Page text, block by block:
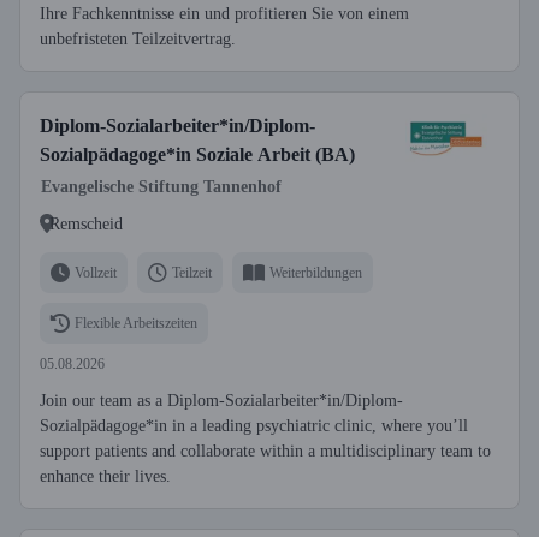
Ihre Fachkenntnisse ein und profitieren Sie von einem
unbefristeten Teilzeitvertrag.
Diplom-Sozialarbeiter*in/Diplom-
Sozialpädagoge*in Soziale Arbeit (BA)
Evangelische Stiftung Tannenhof
Remscheid
Vollzeit Teilzeit Weiterbildungen
Flexible Arbeitszeiten
05.08.2026
Join our team as a Diplom-Sozialarbeiter*in/Diplom-
Sozialpädagoge*in in a leading psychiatric clinic, where you’ll
support patients and collaborate within a multidisciplinary team to
enhance their lives.